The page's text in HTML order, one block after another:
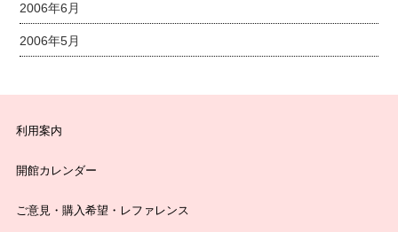
2006年6月
2006年5月
利用案内
開館カレンダー
ご意見・購入希望・レファレンス